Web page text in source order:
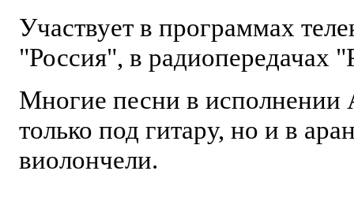
Участвует в программах
"Россия", в радиопередачах
Многие песни в исполнении
только под гитару, но и в
виолончели.